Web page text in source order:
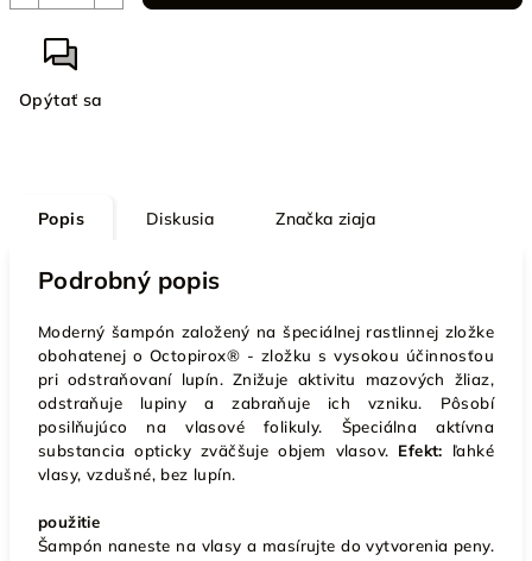
Opýtať sa
Popis Diskusia Značka ziaja
Podrobný popis
Moderný šampón založený na špeciálnej rastlinnej zložke
obohatenej o Octopirox® - zložku s vysokou účinnosťou
pri odstraňovaní lupín. Znižuje aktivitu mazových žliaz,
odstraňuje lupiny a zabraňuje ich vzniku. Pôsobí
posilňujúco na vlasové folikuly. Špeciálna aktívna
substancia opticky zväčšuje objem vlasov. Efekt: ľahké
vlasy, vzdušné, bez lupín.
použitie
Šampón naneste na vlasy a masírujte do vytvorenia peny.